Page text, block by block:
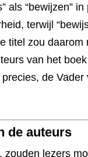
als “bewijzen”
terwijl
titel zou
van het
de Vader
de auteurs
lezers